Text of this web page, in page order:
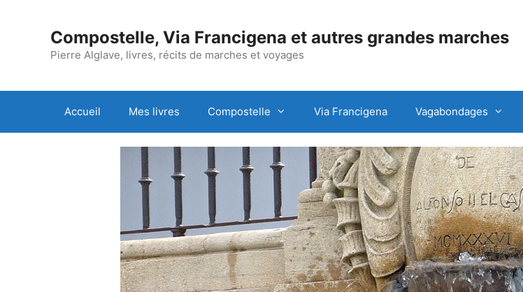
Compostelle, Via Francigena et autres grandes marches
Pierre Alglave, livres, récits de marches et voyages
Accueil Mes livres Compostelle Via Francigena Vagabondages